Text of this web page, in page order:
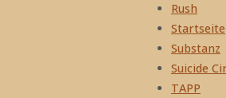
Rush
Startseite
Substanz
Suicide
TAPP